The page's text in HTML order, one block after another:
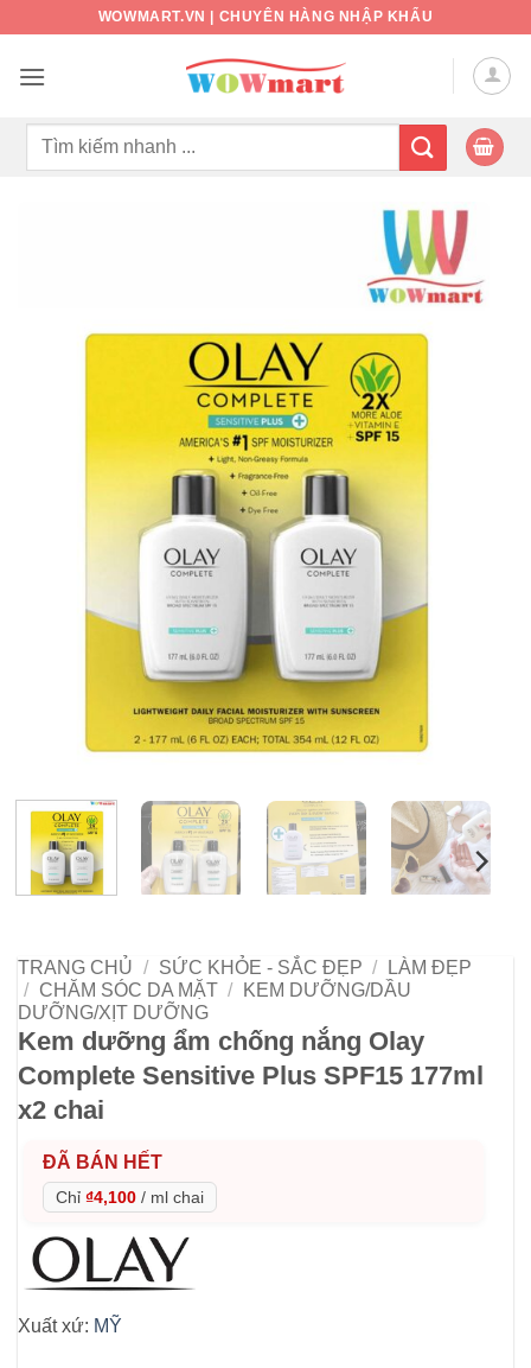
nội
WOWMART.VN | CHUYÊN HÀNG NHẬP KHẨU
Tìm
TRANG CHỦ / SỨC KHỎE - SẮC ĐẸP /
LÀM ĐẸP
/
CHĂM SÓC DA MẶT /
KEM DƯỠNG/DẦU
DƯỠNG/XỊT DƯỠNG
Kem dưỡng ẩm chống nắng Olay
Complete Sensitive Plus SPF15 177ml
x2 chai
ĐÃ BÁN HẾT
Chỉ ₫4,100 / ml chai
Xuất xứ: MỸ